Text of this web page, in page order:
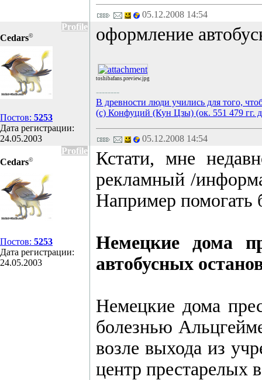
05.12.2008 14:54
Profile
Cedars©
Постов: 5253
Дата регистрации:
24.05.2003
оформление
toshibafans.preview.jpg
--------
В древности люди учились для того,
(с) Конфуций (Кун Цзы) (ок. 551 479 гг.
05.12.2008 14:54
Profile
Cedars©
Постов: 5253
Дата регистрации:
24.05.2003
Кстати, мне
рекламный /
Например
Немецкие дома
автобусных
Немецкие дома
болезнью
возле выхода из
центр престарелых